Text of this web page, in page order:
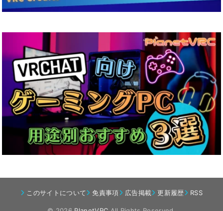
このサイトについて 免責事項 広告掲載 更新履歴 RSS